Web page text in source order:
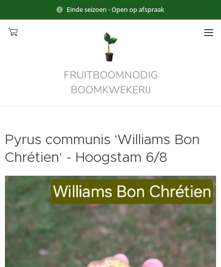
Einde seizoen - Open op afspraak
FRUITBOOMNODIG
BOOMKWEKERIJ
Pyrus communis 'Williams Bon
Chrétien' - Hoogstam 6/8